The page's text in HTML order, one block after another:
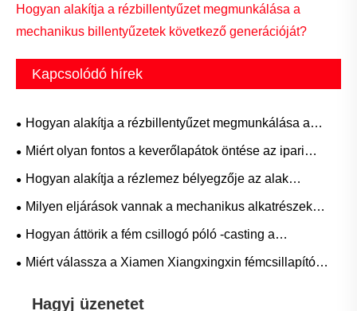
Hogyan alakítja a rézbillentyűzet megmunkálása a
mechanikus billentyűzetek következő generációját?
Kapcsolódó hírek
Hogyan alakítja a rézbillentyűzet megmunkálása a
mechanikus billentyűzetek következő generációját?
Miért olyan fontos a keverőlapátok öntése az ipari
hatékonyság szempontjából?
Hogyan alakítja a rézlemez bélyegzője az alak
precíziós gyártását?
Milyen eljárások vannak a mechanikus alkatrészek
feldolgozásában?
Hogyan áttörik a fém csillogó póló -casting a
hagyományos csőszerelvények korlátozásait?
Miért válassza a Xiamen Xiangxingxin fémcsillapító
Hagyj üzenetet